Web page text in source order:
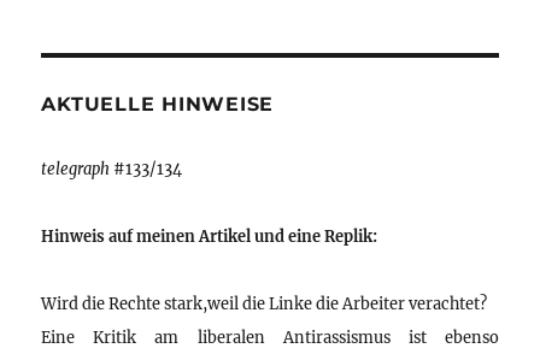
AKTUELLE HINWEISE
telegraph #133/134
Hinweis auf meinen Artikel und eine Replik:
Wird die Rechte stark,weil die Linke die Arbeiter verachtet?
Eine Kritik am liberalen Antirassismus ist ebenso